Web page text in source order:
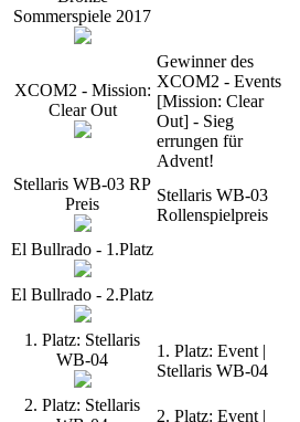
Sommerspiele 2017
XCOM2 - Mission:
Clear Out
Gewinner des
XCOM2 - Events
[Mission: Clear
Out] - Sieg
errungen für
Advent!
Stellaris WB-03 RP
Preis
Stellaris WB-03
Rollenspielpreis
El Bullrado - 1.Platz
El Bullrado - 2.Platz
1. Platz: Stellaris
WB-04
1. Platz: Event |
Stellaris WB-04
2. Platz: Stellaris
2. Platz: Event |